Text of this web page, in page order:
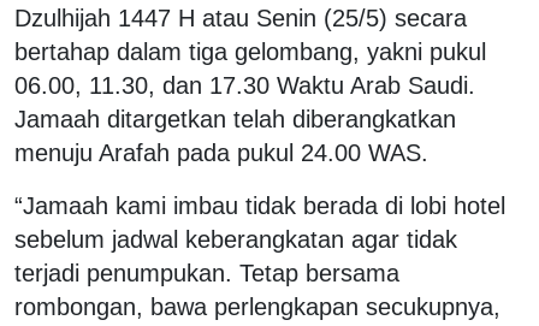
Dzulhijah 1447 H atau Senin (25/5) secara
bertahap dalam tiga gelombang, yakni pukul
06.00, 11.30, dan 17.30 Waktu Arab Saudi.
Jamaah ditargetkan telah diberangkatkan
menuju Arafah pada pukul 24.00 WAS.
“Jamaah kami imbau tidak berada di lobi hotel
sebelum jadwal keberangkatan agar tidak
terjadi penumpukan. Tetap bersama
rombongan, bawa perlengkapan secukupnya,